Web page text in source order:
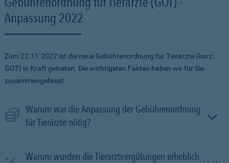
Anpassung 2022
Zum 22.11.2022 ist die neue Gebührenordnung für Tierärzte (kurz:
GOT) in Kraft getreten. Die wichtigsten Fakten haben wir für Sie
zusammengefasst.
Warum war die Anpassung der Gebührenordnung
für Tierärzte nötig?
Warum wurden die Tierarztvergütungen erheblich